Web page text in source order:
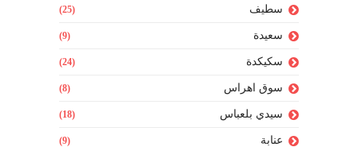
سطيف (25)
سعيدة (9)
سكيكدة (24)
سوق اهراس (8)
سيدي بلعباس (18)
عنابة (9)